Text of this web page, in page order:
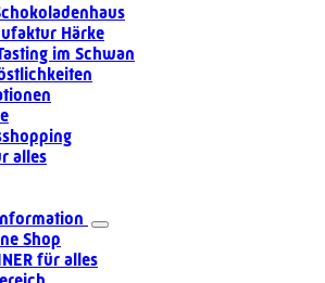
Härke
im Schwan
alles
Shop
für alles